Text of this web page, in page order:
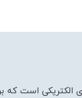
الکتریکی است